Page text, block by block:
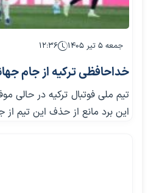
جمعه ۵ تیر ۱۴۰۵ ۱۲:۳۶
خداحافظی ترکیه از جام
تیم ملی فوتبال ترکیه در حالی
این برد مانع از حذف این تیم